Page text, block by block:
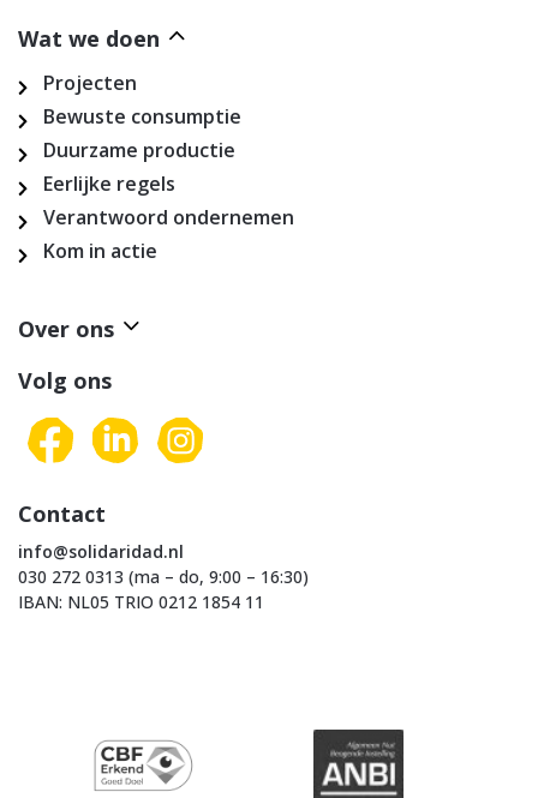
Wat we doen
Projecten
Bewuste consumptie
Duurzame productie
Eerlijke regels
Verantwoord ondernemen
Kom in actie
Over ons
Volg ons
Contact
info@solidaridad.nl
030 272 0313 (ma – do, 9:00 – 16:30)
IBAN: NL05 TRIO 0212 1854 11